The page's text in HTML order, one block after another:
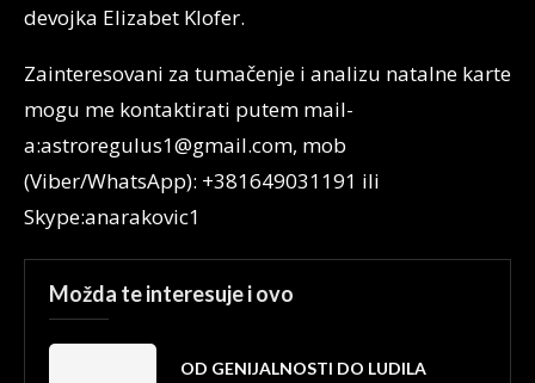
devojka Elizabet Klofer.
Zainteresovani za tumačenje i analizu natalne karte
mogu me kontaktirati putem mail-
a:astroregulus1@gmail.com, mob
(Viber/WhatsApp): +381649031191 ili
Skype:anarakovic1
Možda te interesuje i ovo
OD GENIJALNOSTI DO LUDILA